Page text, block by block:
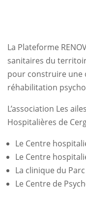
La Plateforme
sanitaires du
pour construire une
réhabilitation
L’association Les
Hospitalières de
Le Centre
Le Centre
La clinique du
Le Centre de